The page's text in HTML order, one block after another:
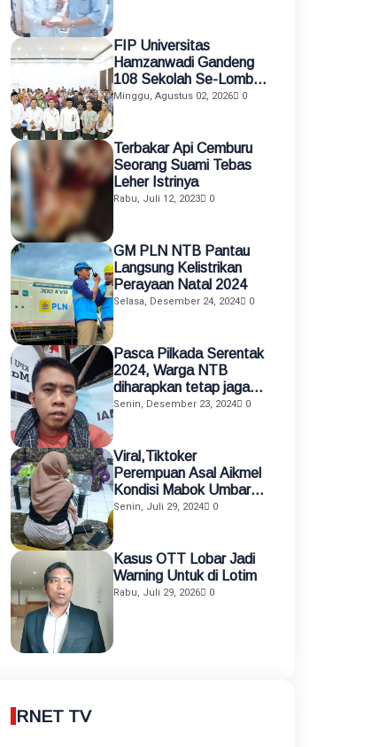
FIP Universitas
Hamzanwadi Gandeng
108 Sekolah Se-Lombok
Timur, Perkuat
Mengajar dan KKN
Terintegrasi
Minggu, Agustus 02, 2026 0
Terbakar Api Cemburu
Seorang Suami Tebas
Leher Istrinya
Rabu, Juli 12, 2023 0
GM PLN NTB Pantau
Langsung Kelistrikan
Perayaan Natal 2024
Selasa, Desember 24, 2024 0
Pasca Pilkada Serentak
2024, Warga NTB
diharapkan tetap jaga
kamtibmas
Senin, Desember 23, 2024 0
Viral,Tiktoker
Perempuan Asal Aikmel
Kondisi Mabok Umbar
Aurat di Medsos
Senin, Juli 29, 2024 0
Kasus OTT Lobar Jadi
Warning Untuk di Lotim
Rabu, Juli 29, 2026 0
RNET TV